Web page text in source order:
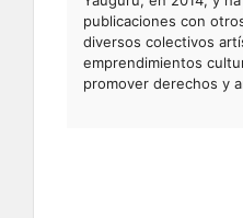
publicaciones con
diversos colectivos
emprendimientos
promover derechos y